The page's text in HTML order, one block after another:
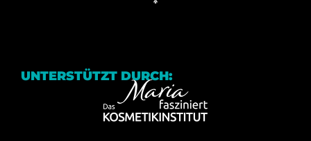
UNTERSTÜTZT DURCH: